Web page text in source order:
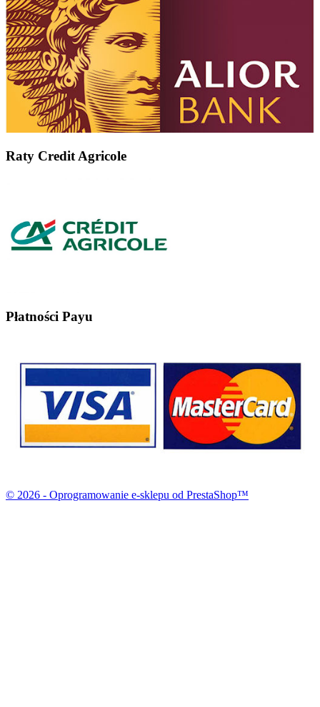
Raty Credit Agricole
Płatności Payu
© 2026 - Oprogramowanie e-sklepu od PrestaShop™